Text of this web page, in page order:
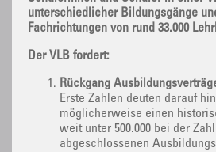
unterschiedlicher Bildungsgänge
Fachrichtungen von rund 33.000
Der VLB fordert:
Rückgang
Erste Zahlen deuten darauf
möglicherweise einen
weit unter 500.000 bei der
abgeschlossenen